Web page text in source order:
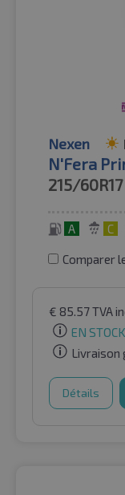
Nexen
N'Fera
215/60R17
A C
Comparer
€ 85.57TVA
EN STOCK
Livraison
Détails